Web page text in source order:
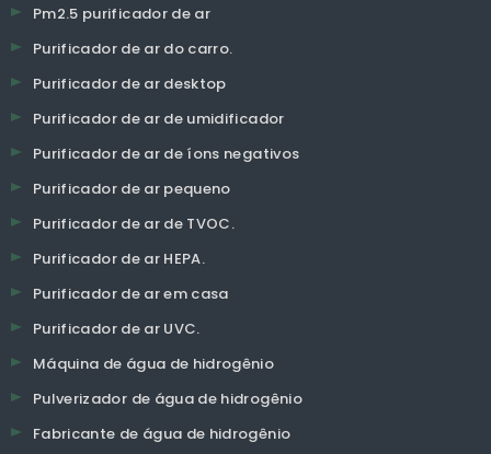
Pm2.5 purificador de ar
Purificador de ar do carro.
Purificador de ar desktop
Purificador de ar de umidificador
Purificador de ar de íons negativos
Purificador de ar pequeno
Purificador de ar de TVOC.
Purificador de ar HEPA.
Purificador de ar em casa
Purificador de ar UVC.
Máquina de água de hidrogênio
Pulverizador de água de hidrogênio
Fabricante de água de hidrogênio